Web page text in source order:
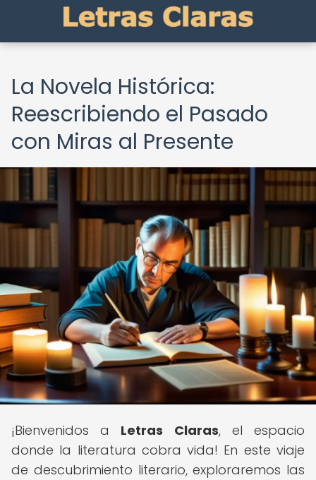
La Novela Histórica:
Reescribiendo el Pasado
con Miras al Presente
¡Bienvenidos a Letras Claras, el espacio
donde la literatura cobra vida! En este viaje
de descubrimiento literario, exploraremos las